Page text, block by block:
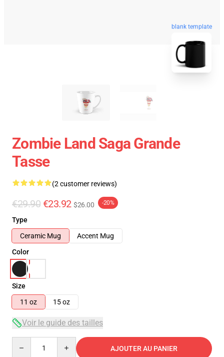
blank template
Zombie Land Saga Grande
Tasse
(2 customer reviews)
€29.90 €23.92 $26.00 -20%
Type
Ceramic Mug
Accent Mug
Color
Size
11 oz
15 oz
Voir le guide des tailles
AJOUTER AU PANIER